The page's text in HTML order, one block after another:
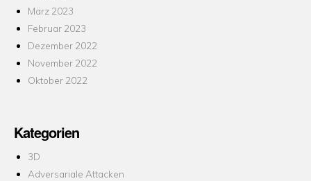
März 2023
Februar 2023
Dezember 2022
November 2022
Oktober 2022
Kategorien
3D
Adversariale Attacken